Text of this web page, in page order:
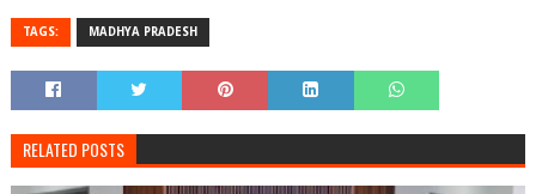
TAGS: MADHYA PRADESH
RELATED POSTS